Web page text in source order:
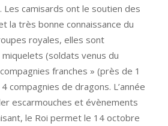
Les camisards ont le soutien des
la très bonne connaissance du
royales, elles sont
(soldats venus du
franches » (près de 1
compagnies de dragons. L’année
escarmouches et évènements
le Roi permet le 14 octobre